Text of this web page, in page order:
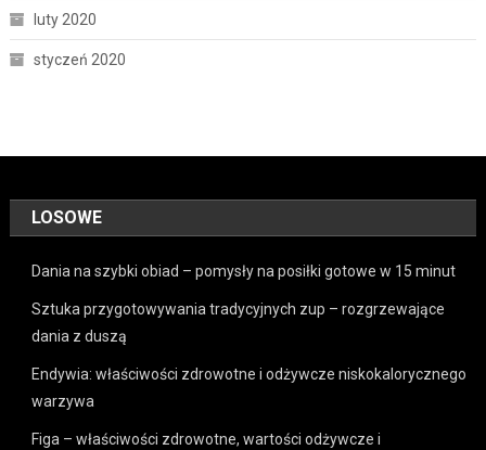
luty 2020
styczeń 2020
LOSOWE
Dania na szybki obiad – pomysły na posiłki gotowe w 15 minut
Sztuka przygotowywania tradycyjnych zup – rozgrzewające
dania z duszą
Endywia: właściwości zdrowotne i odżywcze niskokalorycznego
warzywa
Figa – właściwości zdrowotne, wartości odżywcze i